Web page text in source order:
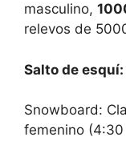
masculino,
relevos de
Salto de
Snowboard:
femenino